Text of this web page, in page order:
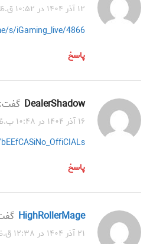
۱۲ آذر ۱۴۰۴ در ۱۰:۵۲ ق.ظ
s/iGaming_live/4866
پاسخ
DealerShadow گفت:
۱۶ آذر ۱۴۰۴ در ۱۰:۴۸ ب.ظ
پاسخ
HighRollerMage
۲۱ آذر ۱۴۰۴ در ۱۲:۳۸ ق.ظ